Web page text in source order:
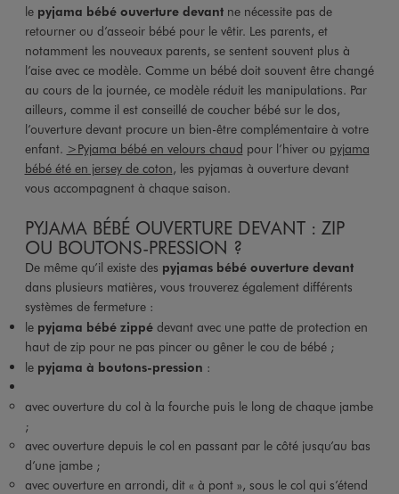
le pyjama bébé ouverture devantne nécessite pas de
retourner ou d’asseoir bébé pour le vêtir. Les parents, et
notamment les nouveaux parents, se sentent souvent plus à
l’aise avec ce modèle. Comme un bébé doit souvent être changé
au cours de la journée, ce modèle réduit les manipulations. Par
ailleurs, comme il est conseillé de coucher bébé sur le dos,
l’ouverture devant procure un bien-être complémentaire à votre
enfant. >Pyjama bébé en velours chaud pour l’hiver ou pyjama
bébé été en jersey de coton, les pyjamas à ouverture devant
vous accompagnent à chaque saison.
PYJAMA BÉBÉ OUVERTURE DEVANT : ZIP
OU BOUTONS-PRESSION ?
De même qu’il existe des pyjamas bébé ouverture devant
dans plusieurs matières, vous trouverez également différents
systèmes de fermeture :
le pyjama bébé zippédevant avec une patte de protection en
haut de zip pour ne pas pincer ou gêner le cou de bébé ;
le pyjama à boutons-pression :
avec ouverture du col à la fourche puis le long de chaque jambe
;
avec ouverture depuis le col en passant par le côté jusqu’au bas
d’une jambe ;
avec ouverture en arrondi, dit « à pont », sous le col qui s’étend